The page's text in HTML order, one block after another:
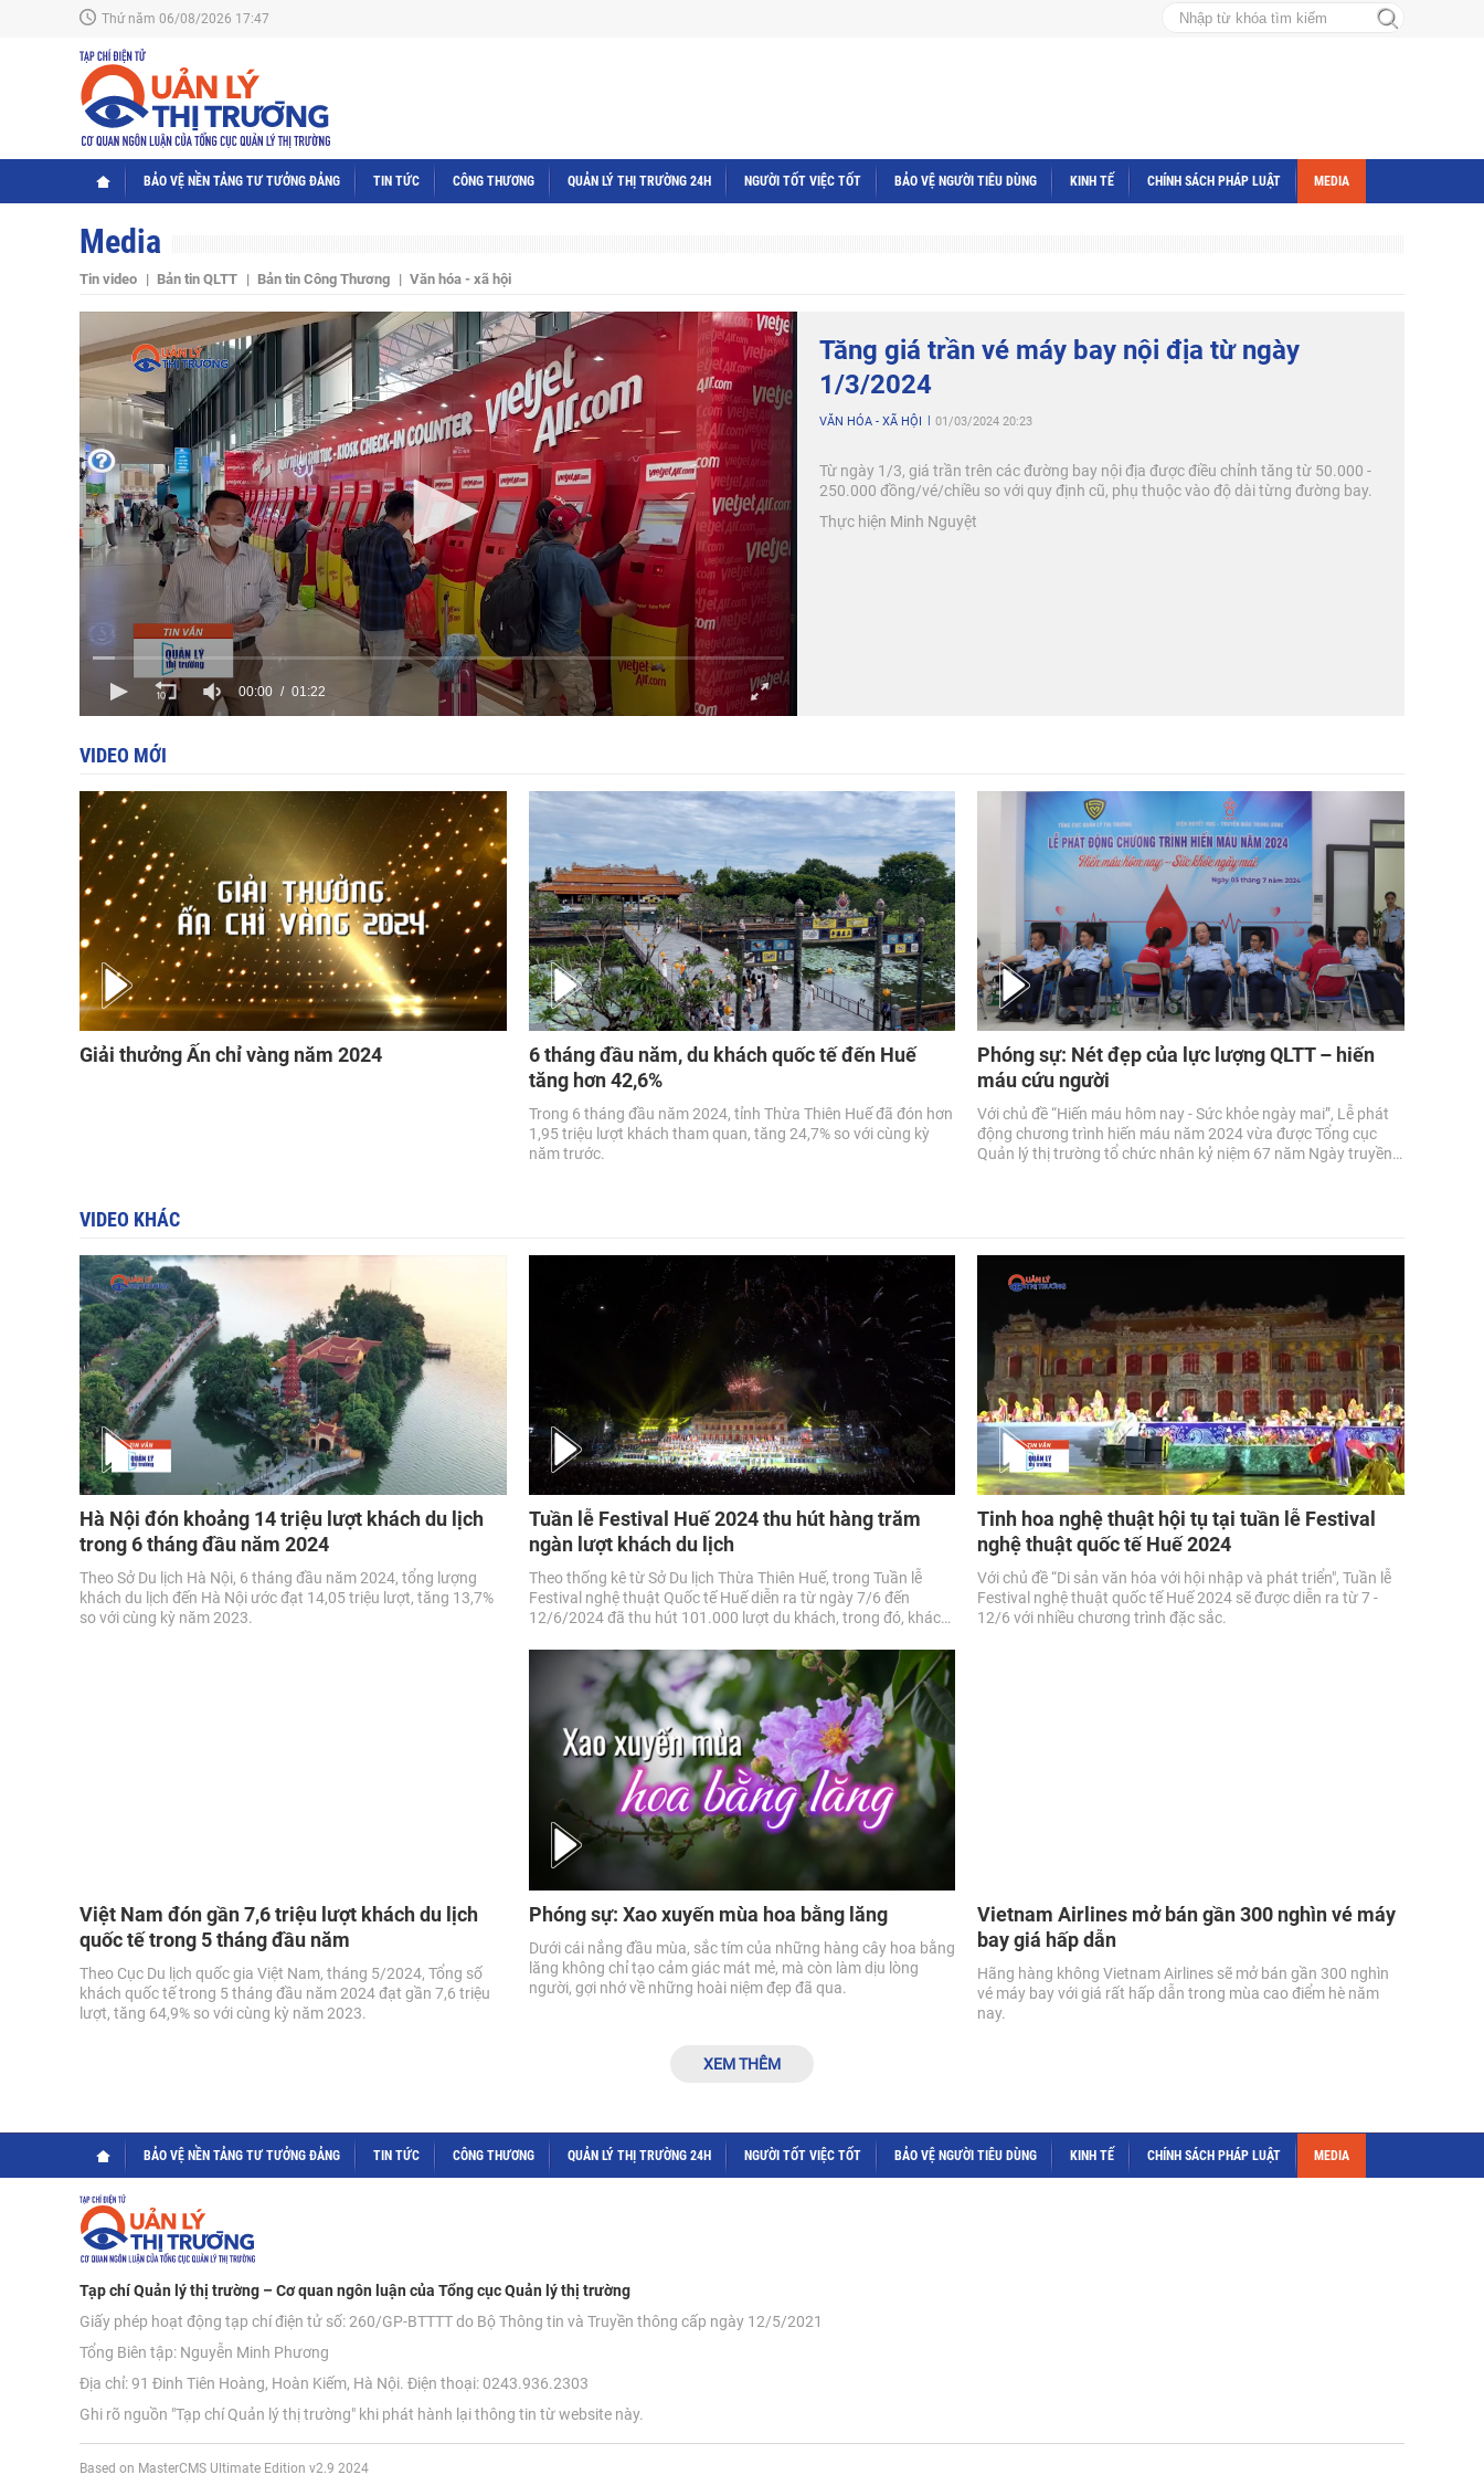
Thứ năm 06/08/2026 17:47
BẢO VỆ NỀN TẢNG TƯ TƯỞNG ĐẢNG TIN TỨC CÔNG THƯƠNG QUẢN LÝ THỊ TRƯỜNG 24H NGƯỜI TỐT VIỆC TỐT BẢO VỆ NGƯỜI TIÊU DÙNG KINH TẾ CHÍNH SÁCH PHÁP LUẬT MEDIA
Media
Tin video Bản tin QLTT Bản tin Công Thương Văn hóa - xã hội
00:00 01:22
Tăng giá trần vé máy bay nội địa từ ngày
1/3/2024
VĂN HÓA - XÃ HỘI 01/03/2024 20:23
Từ ngày 1/3, giá trần trên các đường bay nội địa được điều chỉnh tăng từ 50.000 -
250.000 đồng/vé/chiều so với quy định cũ, phụ thuộc vào độ dài từng đường bay.
Thực hiện Minh Nguyệt
VIDEO MỚI
Giải thưởng Ấn chỉ vàng năm 2024
6 tháng đầu năm, du khách quốc tế đến Huế
tăng hơn 42,6%
Trong 6 tháng đầu năm 2024, tỉnh Thừa Thiên Huế đã đón hơn
1,95 triệu lượt khách tham quan, tăng 24,7% so với cùng kỳ
năm trước.
Phóng sự: Nét đẹp của lực lượng QLTT – hiến
máu cứu người
Với chủ đề “Hiến máu hôm nay - Sức khỏe ngày mai”, Lễ phát
động chương trình hiến máu năm 2024 vừa được Tổng cục
Quản lý thị trường tổ chức nhân kỷ niệm 67 năm Ngày truyền
VIDEO KHÁC
Hà Nội đón khoảng 14 triệu lượt khách du lịch
trong 6 tháng đầu năm 2024
Theo Sở Du lịch Hà Nội, 6 tháng đầu năm 2024, tổng lượng
khách du lịch đến Hà Nội ước đạt 14,05 triệu lượt, tăng 13,7%
so với cùng kỳ năm 2023.
Tuần lễ Festival Huế 2024 thu hút hàng trăm
ngàn lượt khách du lịch
Theo thống kê từ Sở Du lịch Thừa Thiên Huế, trong Tuần lễ
Festival nghệ thuật Quốc tế Huế diễn ra từ ngày 7/6 đến
12/6/2024 đã thu hút 101.000 lượt du khách, trong đó, khách
Tinh hoa nghệ thuật hội tụ tại tuần lễ Festival
nghệ thuật quốc tế Huế 2024
Với chủ đề “Di sản văn hóa với hội nhập và phát triển", Tuần lễ
Festival nghệ thuật quốc tế Huế 2024 sẽ được diễn ra từ 7 -
12/6 với nhiều chương trình đặc sắc.
Việt Nam đón gần 7,6 triệu lượt khách du lịch
quốc tế trong 5 tháng đầu năm
Theo Cục Du lịch quốc gia Việt Nam, tháng 5/2024, Tổng số
khách quốc tế trong 5 tháng đầu năm 2024 đạt gần 7,6 triệu
lượt, tăng 64,9% so với cùng kỳ năm 2023.
Phóng sự: Xao xuyến mùa hoa bằng lăng
Dưới cái nắng đầu mùa, sắc tím của những hàng cây hoa bằng
lăng không chỉ tạo cảm giác mát mẻ, mà còn làm dịu lòng
người, gợi nhớ về những hoài niệm đẹp đã qua.
Vietnam Airlines mở bán gần 300 nghìn vé máy
bay giá hấp dẫn
Hãng hàng không Vietnam Airlines sẽ mở bán gần 300 nghìn
vé máy bay với giá rất hấp dẫn trong mùa cao điểm hè năm
nay.
XEM THÊM
BẢO VỆ NỀN TẢNG TƯ TƯỞNG ĐẢNG TIN TỨC CÔNG THƯƠNG QUẢN LÝ THỊ TRƯỜNG 24H NGƯỜI TỐT VIỆC TỐT BẢO VỆ NGƯỜI TIÊU DÙNG KINH TẾ CHÍNH SÁCH PHÁP LUẬT MEDIA
Tạp chí Quản lý thị trường – Cơ quan ngôn luận của Tổng cục Quản lý thị trường
Giấy phép hoạt động tạp chí điện tử số: 260/GP-BTTTT do Bộ Thông tin và Truyền thông cấp ngày 12/5/2021
Tổng Biên tập: Nguyễn Minh Phương
Địa chỉ: 91 Đinh Tiên Hoàng, Hoàn Kiếm, Hà Nội. Điện thoại: 0243.936.2303
Ghi rõ nguồn "Tạp chí Quản lý thị trường" khi phát hành lại thông tin từ website này.
Based on MasterCMS Ultimate Edition v2.9 2024